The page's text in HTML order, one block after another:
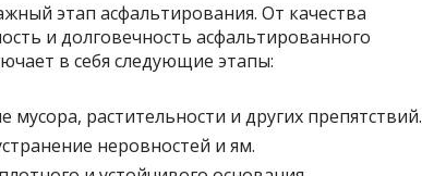
этап асфальтирования. От качества
и долговечность асфальтированного
в себя следующие этапы:
мусора, растительности и других препятствий.
неровностей и ям.